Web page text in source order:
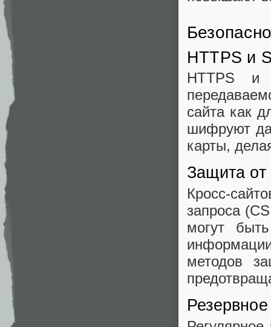
HTTPS и
HTTPS и
сайта как
шифруют
карты,
Защита от
Кросс-
запроса
могут
методов